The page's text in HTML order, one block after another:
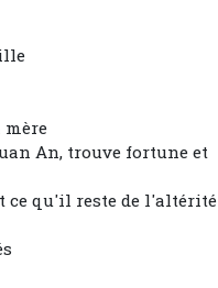
mère
An, trouve fortune et
ce qu'il reste de l'altérité